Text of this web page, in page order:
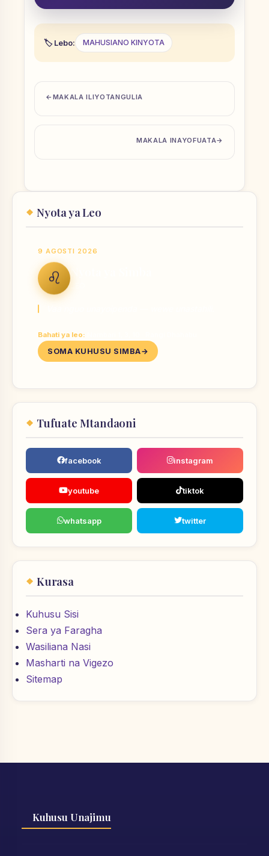
Lebo: MAHUSIANO KINYOTA
MAKALA ILIYOTANGULIA
MAKALA INAYOFUATA
Nyota ya Leo
9 AGOSTI 2026
♌
Bahati ya leo:
SOMA KUHUSU SIMBA
Tufuate Mtandaoni
facebook instagram
youtube tiktok
whatsapp twitter
Kurasa
Kuhusu Sisi
Sera ya Faragha
Wasiliana Nasi
Masharti na Vigezo
Sitemap
Kuhusu Unajimu